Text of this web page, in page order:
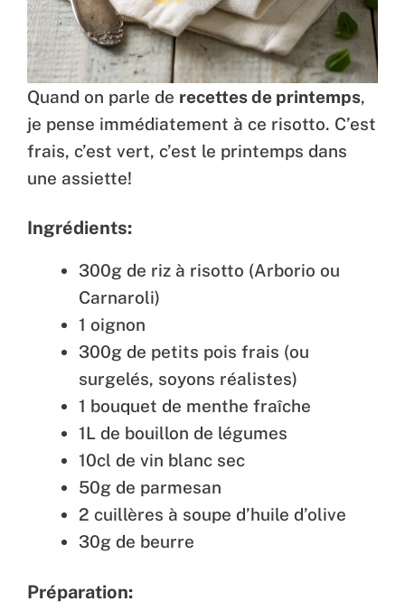
Quand on parle de recettes de printemps,
je pense immédiatement à ce risotto. C’est
frais, c’est vert, c’est le printemps dans
une assiette!
Ingrédients:
300g de riz à risotto (Arborio ou
Carnaroli)
1 oignon
300g de petits pois frais (ou
surgelés, soyons réalistes)
1 bouquet de menthe fraîche
1L de bouillon de légumes
10cl de vin blanc sec
50g de parmesan
2 cuillères à soupe d’huile d’olive
30g de beurre
Préparation: